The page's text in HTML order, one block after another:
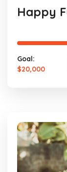
Happy
Goal:
$20,000